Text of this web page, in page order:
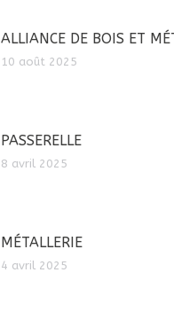
ALLIANCE DE BOIS ET
10 août 2025
PASSERELLE
8 avril 2025
MÉTALLERIE
4 avril 2025